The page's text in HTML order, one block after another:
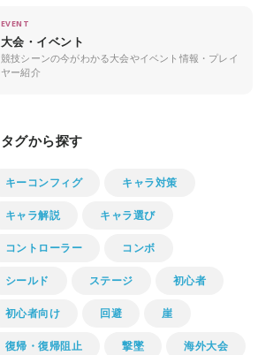
EVENT
大会・イベント
競技シーンの今がわかる大会やイベント情報・プレイ
ヤー紹介
タグから探す
キーコンフィグ キャラ対策
キャラ解説 キャラ選び
コントローラー コンボ
シールド ステージ 初心者
初心者向け 回避 崖
復帰・復帰阻止 撃墜 海外大会